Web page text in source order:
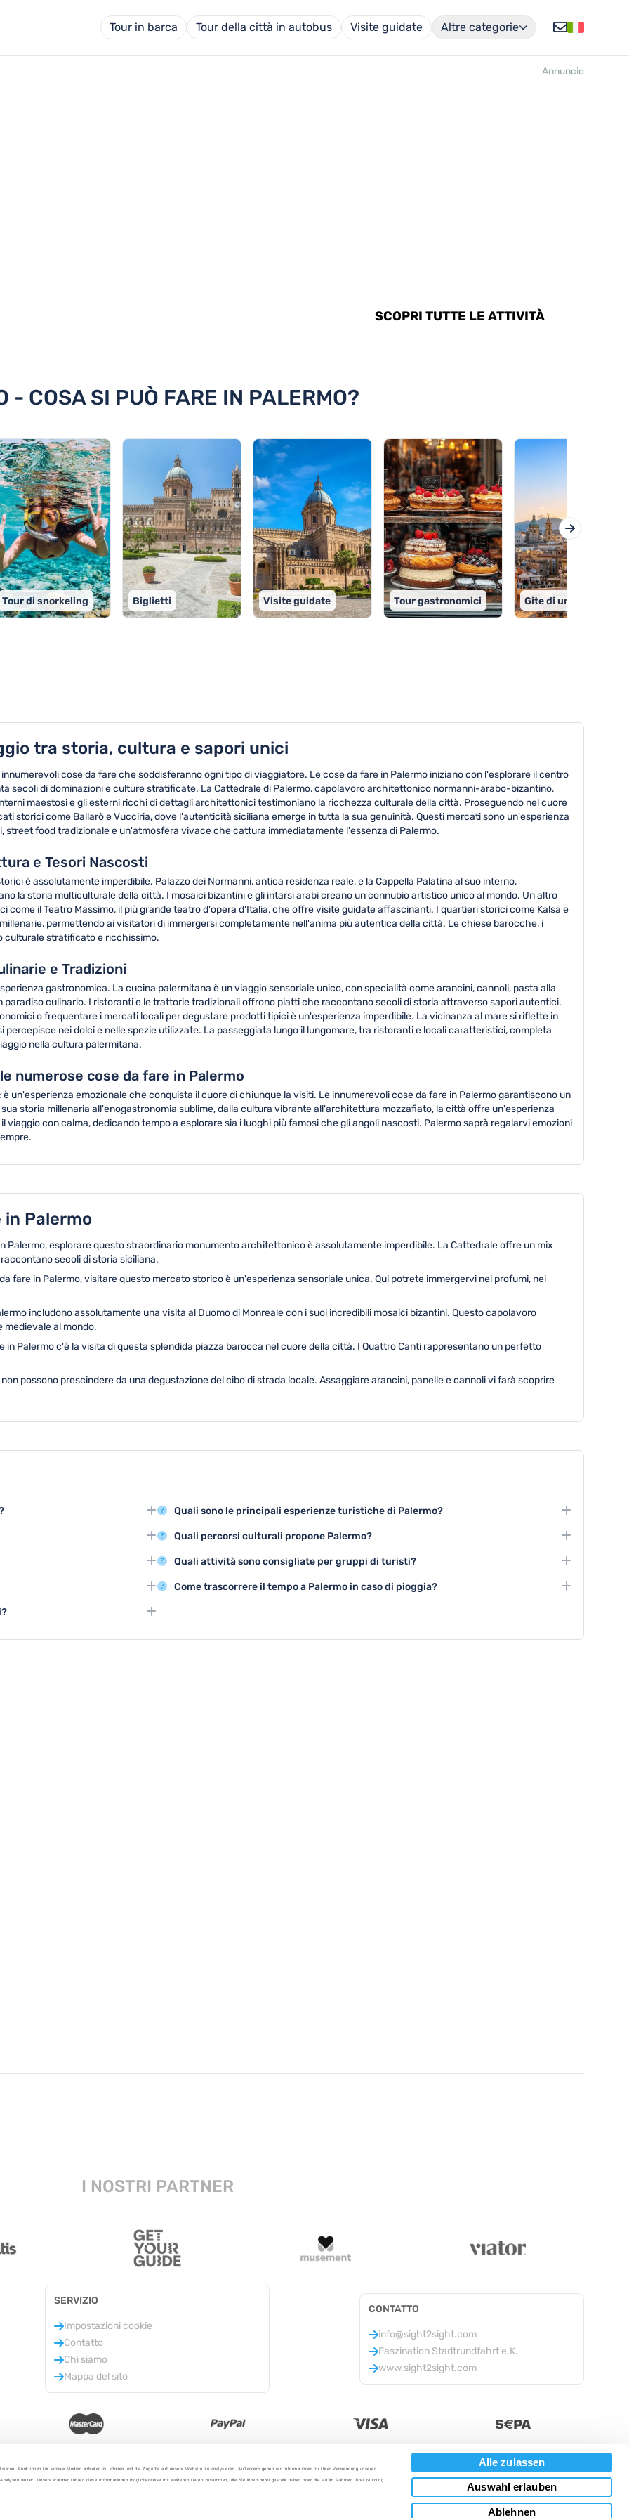
Funktionen für soziale Medien anbieten zu können und die Zugriffe auf unsere Website zu analysieren. Außerdem geben wir Informationen zu Ihrer Verwendung unserer
weiter. Unsere Partner führen diese Informationen möglicherweise mit weiteren Daten zusammen, die Sie ihnen bereitgestellt haben oder die sie im Rahmen Ihrer Nutzung
Alle zulassen
Auswahl erlauben
Ablehnen
Tour in barca Tour della città in autobus Visite guidate Altre categorie
Annuncio
SCOPRI TUTTE LE ATTIVITÀ
- COSA SI PUÒ FARE IN PALERMO?
Tour di snorkeling Biglietti Visite guidate Tour gastronomici Gite di un giorno
tra storia, cultura e sapori unici
cose da fare che soddisferanno ogni tipo di viaggiatore. Le cose da fare in Palermo iniziano con l'esplorare il centro
secoli di dominazioni e culture stratificate. La Cattedrale di Palermo, capolavoro architettonico normanni-arabo-bizantino,
maestosi e gli esterni ricchi di dettagli architettonici testimoniano la ricchezza culturale della città. Proseguendo nel cuore
storici come Ballarò e Vucciria, dove l'autenticità siciliana emerge in tutta la sua genuinità. Questi mercati sono un'esperienza
food tradizionale e un'atmosfera vivace che cattura immediatamente l'essenza di Palermo.
e Tesori Nascosti
è assolutamente imperdibile. Palazzo dei Normanni, antica residenza reale, e la Cappella Palatina al suo interno,
la storia multiculturale della città. I mosaici bizantini e gli intarsi arabi creano un connubio artistico unico al mondo. Un altro
come il Teatro Massimo, il più grande teatro d'opera d'Italia, che offre visite guidate affascinanti. I quartieri storici come Kalsa e
permettendo ai visitatori di immergersi completamente nell'anima più autentica della città. Le chiese barocche, i
culturale stratificato e ricchissimo.
e Tradizioni
gastronomica. La cucina palermitana è un viaggio sensoriale unico, con specialità come arancini, cannoli, pasta alla
culinario. I ristoranti e le trattorie tradizionali offrono piatti che raccontano secoli di storia attraverso sapori autentici.
o frequentare i mercati locali per degustare prodotti tipici è un'esperienza imperdibile. La vicinanza al mare si riflette in
nei dolci e nelle spezie utilizzate. La passeggiata lungo il lungomare, tra ristoranti e locali caratteristici, completa
nella cultura palermitana.
numerose cose da fare in Palermo
un'esperienza emozionale che conquista il cuore di chiunque la visiti. Le innumerevoli cose da fare in Palermo garantiscono un
storia millenaria all'enogastronomia sublime, dalla cultura vibrante all'architettura mozzafiato, la città offre un'esperienza
con calma, dedicando tempo a esplorare sia i luoghi più famosi che gli angoli nascosti. Palermo saprà regalarvi emozioni
Palermo
Palermo, esplorare questo straordinario monumento architettonico è assolutamente imperdibile. La Cattedrale offre un mix
secoli di storia siciliana.
fare in Palermo, visitare questo mercato storico è un'esperienza sensoriale unica. Qui potrete immergervi nei profumi, nei
includono assolutamente una visita al Duomo di Monreale con i suoi incredibili mosaici bizantini. Questo capolavoro
al mondo.
in Palermo c'è la visita di questa splendida piazza barocca nel cuore della città. I Quattro Canti rappresentano un perfetto
possono prescindere da una degustazione del cibo di strada locale. Assaggiare arancini, panelle e cannoli vi farà scoprire
il Palazzo dei Normanni, il
di storia, architettura e
Palermo, con temperature
appieno delle bellezze
cittadini e partecipando a
città.
nei giardini pubblici, visite
Quali sono le principali esperienze turistiche di Palermo?
Esplorare il centro storico, degustare la cucina locale e visitare i principali monumenti
storici sono le attività turistiche più significative.
Quali percorsi culturali propone Palermo?
Palermo offre tour nei musei civici, visite guidate architettoniche, mostre temporanee
e concerti in location storiche.
Quali attività sono consigliate per gruppi di turisti?
Tour enogastronomici, escursioni nei mercati storici e visite guidate nei siti patrimonio
UNESCO sono perfette per gruppi di turisti.
Come trascorrere il tempo a Palermo in caso di pioggia?
I NOSTRI PARTNER
SERVIZIO
Impostazioni cookie
Contatto
Chi siamo
Mappa del sito
CONTATTO
info@sight2sight.com
Faszination Stadtrundfahrt e.K.
www.sight2sight.com
Valuta: